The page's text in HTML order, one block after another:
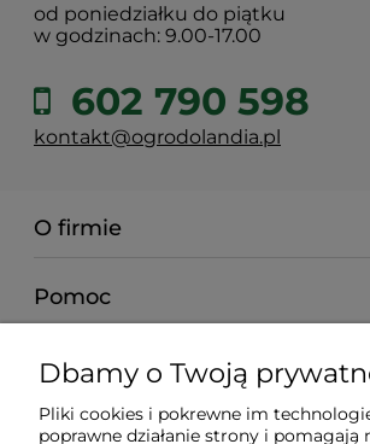
od poniedziałku do piątku
w godzinach: 9.00-17.00
602 790 598
kontakt@ogrodolandia.pl
O firmie
Pomoc
Dostawa
Gwarancja i zwroty
Dbamy o Twoją
Pliki cookies i pokrewne im
poprawne działanie strony i pomagają